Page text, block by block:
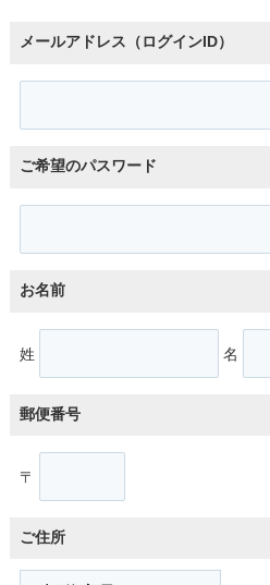
メールアドレス（ログインID）
ご希望のパスワード
お名前
姓 名
郵便番号
〒
ご住所